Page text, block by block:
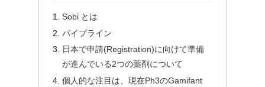
Sobi とは
パイプライン
日本で申請(Registration)に向けて準備
が進んでいる2つの薬剤について
個人的な注目は、現在Ph3のGamifant